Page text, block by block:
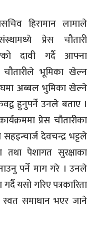
हिरामान लामाले
प्रेस चौतारी
दावी गर्दै आफ्ना
भूमिका खेल्न
अब्बल भुमिका खेल्ने
हुनुपर्ने उनले बताए ।
प्रेस चौतारीका
देवचन्द्र भट्टले
तथा पेशागत सुरक्षाका
पर्ने माग गरे । उनले
यसो गरिए पत्रकारिता
स्वत समाधान भएर जाने